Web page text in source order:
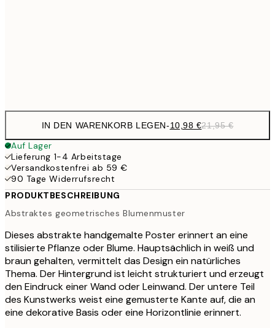
IN DEN WARENKORB LEGEN-10,98 €21,95 €
Auf Lager
Lieferung 1-4 Arbeitstage
Versandkostenfrei ab 59 €
90 Tage Widerrufsrecht
PRODUKTBESCHREIBUNG
Abstraktes geometrisches Blumenmuster
Dieses abstrakte handgemalte Poster erinnert an eine
stilisierte Pflanze oder Blume. Hauptsächlich in weiß und
braun gehalten, vermittelt das Design ein natürliches
Thema. Der Hintergrund ist leicht strukturiert und erzeugt
den Eindruck einer Wand oder Leinwand. Der untere Teil
des Kunstwerks weist eine gemusterte Kante auf, die an
eine dekorative Basis oder eine Horizontlinie erinnert.